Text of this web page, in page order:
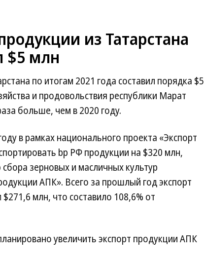
из Татарстана
$5 млн
по итогам 2021 года составил порядка $5
и продовольствия республики Марат
больше, чем в 2020 году.
в рамках национального проекта «Экспорт
bp РФ продукции на $320 млн,
зерновых и масличных культур
АПК». Всего за прошлый год экспорт
млн, что составило 108,6% от
увеличить экспорт продукции АПК